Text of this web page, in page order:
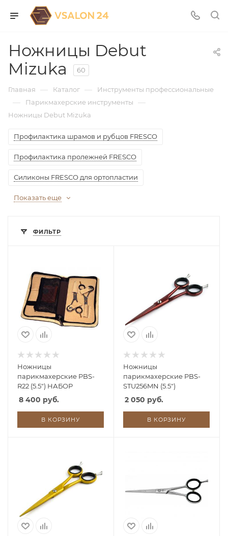
Ножницы Debut
Mizuka
60
Главная — Каталог — Инструменты профессиональные
— Парикмахерские инструменты —
Ножницы Debut Mizuka
Профилактика шрамов и рубцов FRESCO
Профилактика пролежней FRESCO
Силиконы FRESCO для ортопластии
Показать еще
ФИЛЬТР
Ножницы
парикмахерские PBS-
R22 (5.5") НАБОР
8 400 руб.
В КОРЗИНУ
Ножницы
парикмахерские PBS-
STU256MN (5.5")
2 050 руб.
В КОРЗИНУ